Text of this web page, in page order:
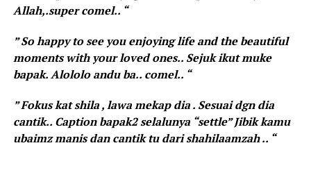
Allah,.super comel.. “
” So happy to see you enjoying life and the beautiful
moments with your loved ones.. Sejuk ikut muke
bapak. Alololo andu ba.. comel.. “
” Fokus kat shila , lawa mekap dia . Sesuai dgn dia
cantik.. Caption bapak2 selalunya “settle” Jibik kamu
ubaimz manis dan cantik tu dari shahilaamzah .. “